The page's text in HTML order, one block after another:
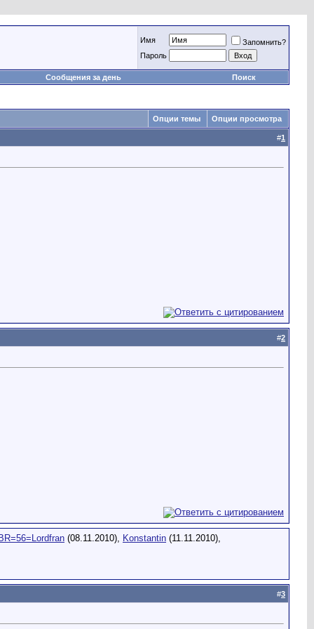
Имя
Запомнить?
Пароль
Сообщения за день Поиск
Опции темы Опции просмотра
#1
#2
(08.11.2010), Konstantin (11.11.2010),
#3